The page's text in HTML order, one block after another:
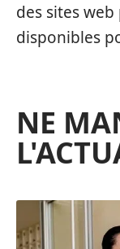
des sites
disponibles
NE